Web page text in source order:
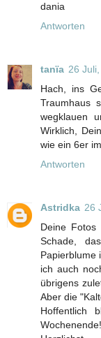
dania
Antworten
tanïa 26
Hach, ins
Traumhaus
wegklauen
Wirklich,
wie ein 6er
Antworten
Astridka 26
Deine Fotos
Schade,
Papierblume
ich auch
übrigens
Aber die
Hoffentlich
Wochenende!